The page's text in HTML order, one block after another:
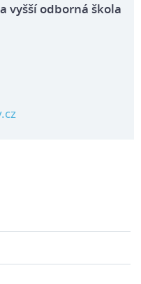
vyšší odborná škola